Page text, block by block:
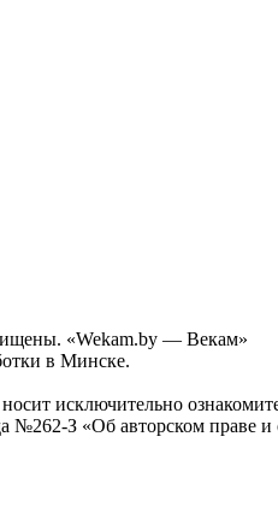
«Wekam.by — Векам»
в Минске.
исключительно
№262-З «Об авторском праве